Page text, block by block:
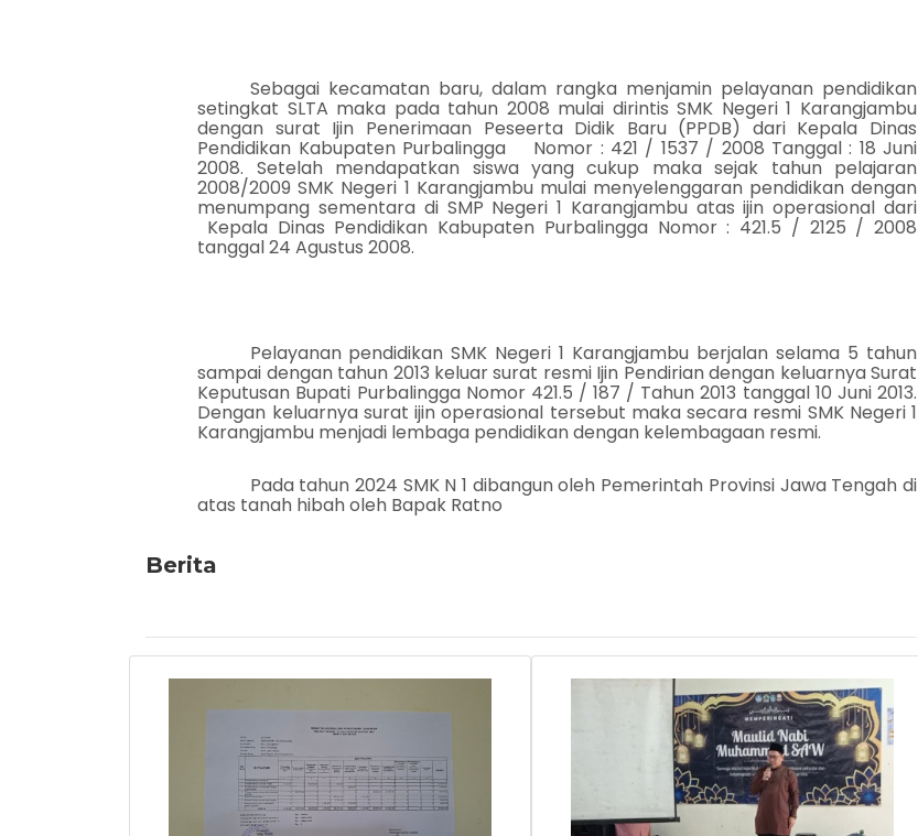
Sebagai kecamatan baru, dalam rangka menjamin pelayanan pendidikan
setingkat SLTA maka pada tahun 2008 mulai dirintis SMK Negeri 1 Karangjambu
dengan surat Ijin Penerimaan Peseerta Didik Baru (PPDB) dari Kepala Dinas
Pendidikan Kabupaten Purbalingga Nomor : 421 / 1537 / 2008 Tanggal : 18 Juni
2008. Setelah mendapatkan siswa yang cukup maka sejak tahun pelajaran
2008/2009 SMK Negeri 1 Karangjambu mulai menyelenggaran pendidikan dengan
menumpang sementara di SMP Negeri 1 Karangjambu atas ijin operasional dari
Kepala Dinas Pendidikan Kabupaten Purbalingga Nomor : 421.5 / 2125 / 2008
tanggal 24 Agustus 2008.
Pelayanan pendidikan SMK Negeri 1 Karangjambu berjalan selama 5 tahun
sampai dengan tahun 2013 keluar surat resmi Ijin Pendirian dengan keluarnya Surat
Keputusan Bupati Purbalingga Nomor 421.5 / 187 / Tahun 2013 tanggal 10 Juni 2013.
Dengan keluarnya surat ijin operasional tersebut maka secara resmi SMK Negeri 1
Karangjambu menjadi lembaga pendidikan dengan kelembagaan resmi.
Pada tahun 2024 SMK N 1 dibangun oleh Pemerintah Provinsi Jawa Tengah di
atas tanah hibah oleh Bapak Ratno
Berita